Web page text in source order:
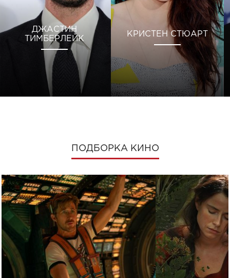
ДЖАСТИН
ТИМБЕРЛЕЙК
КРИСТЕН СТЮАРТ
ПОДБОРКА КИНО